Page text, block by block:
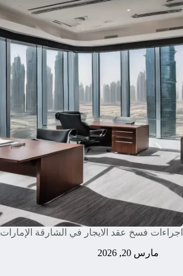
اجراءات فسخ عقد الايجار في الشارقة الإمارات
مارس 20, 2026